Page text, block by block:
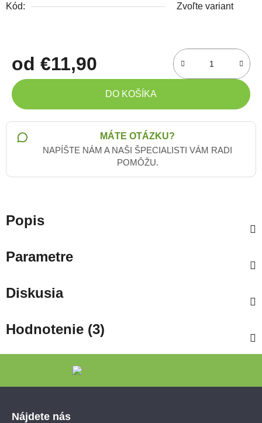
Kód: Zvoľte variant
od €11,90
Jednotková cena:
DO KOŠÍKA
MÁTE OTÁZKU?
NAPÍŠTE NÁM A NAŠI ŠPECIALISTI VÁM RADI
POMÔŽU.
Popis
Parametre
Diskusia
Hodnotenie (3)
Nájdete nás